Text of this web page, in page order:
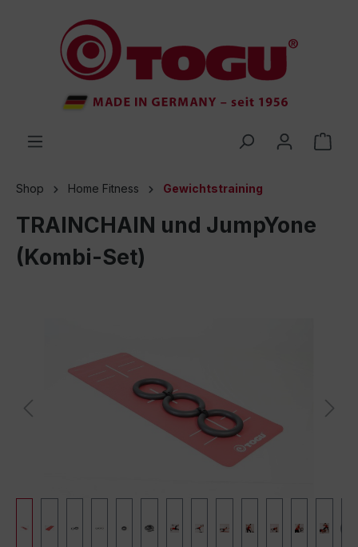
springen
Shop Home Fitness Gewichtstraining
TRAINCHAIN und JumpYone
(Kombi-Set)